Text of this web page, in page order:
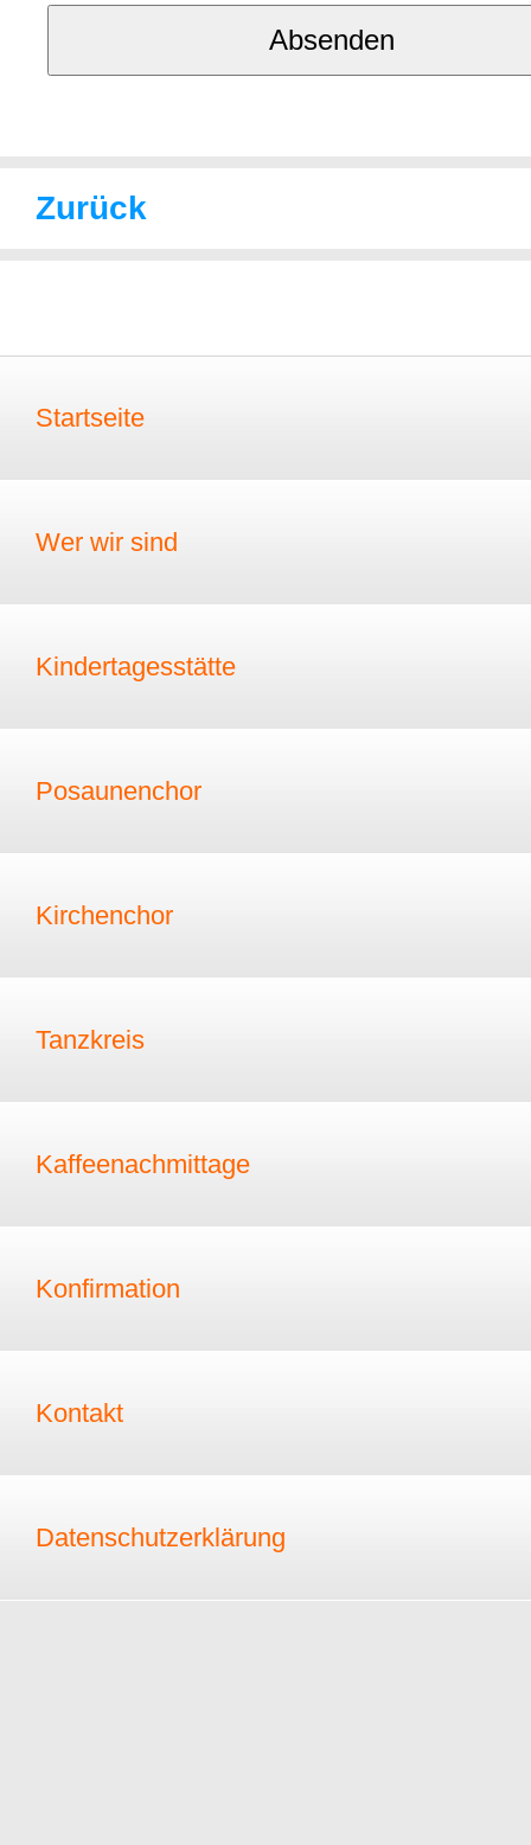
Zurück
Startseite
Wer wir sind
Kindertagesstätte
Posaunenchor
Kirchenchor
Tanzkreis
Kaffeenachmittage
Konfirmation
Kontakt
Datenschutzerklärung